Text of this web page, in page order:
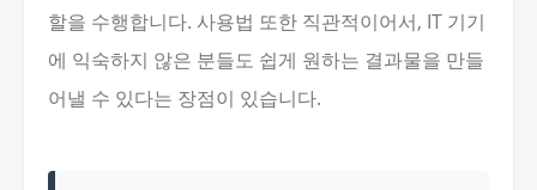
할을 수행합니다. 사용법 또한 직관적이어서, IT 기기
에 익숙하지 않은 분들도 쉽게 원하는 결과물을 만들
어낼 수 있다는 장점이 있습니다.